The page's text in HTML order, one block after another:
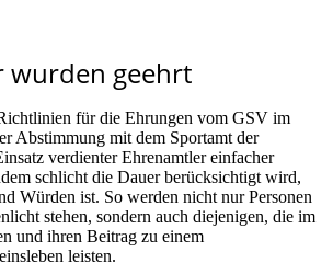
wurden geehrt
für die Ehrungen vom GSV im
Abstimmung mit dem Sportamt der
verdienter Ehrenamtler einfacher
schlicht die Dauer berücksichtigt wird,
Würden ist. So werden nicht nur Personen
stehen, sondern auch diejenigen, die im
und ihren Beitrag zu einem
leisten.